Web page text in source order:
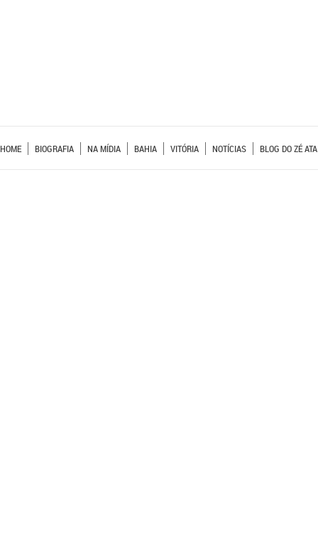
HOME BIOGRAFIA NA MÍDIA BAHIA VITÓRIA NOTÍCIAS BLOG DO ZÉ